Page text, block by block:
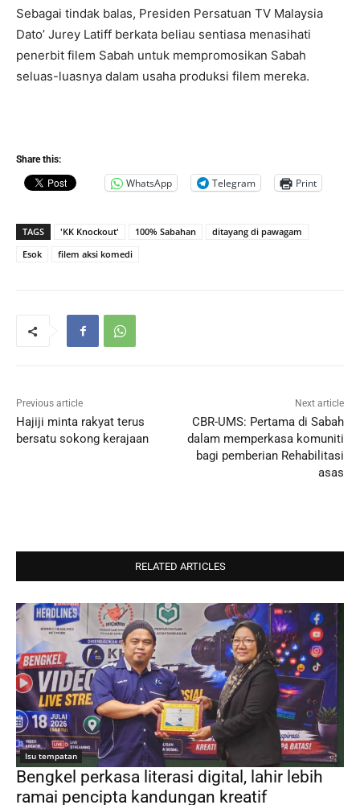
Sebagai tindak balas, Presiden Persatuan TV Malaysia
Dato’ Jurey Latiff berkata beliau sentiasa menasihati
penerbit filem Sabah untuk mempromosikan Sabah
seluas-luasnya dalam usaha produksi filem mereka.
Share this:
WhatsApp Telegram Print
TAGS 'KK Knockout' 100% Sabahan
ditayang di pawagam
Esok
filem aksi komedi
Previous article
Hajiji minta rakyat terus
bersatu sokong kerajaan
Next article
CBR-UMS: Pertama di Sabah
dalam memperkasa komuniti
bagi pemberian Rehabilitasi
asas
RELATED ARTICLES
Isu tempatan
Bengkel perkasa literasi digital, lahir lebih
ramai pencipta kandungan kreatif